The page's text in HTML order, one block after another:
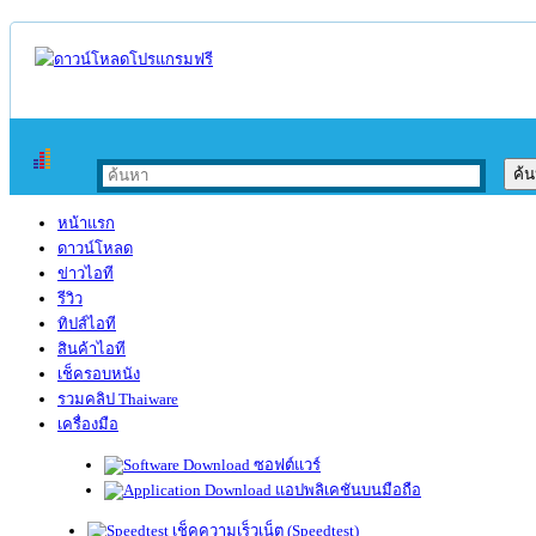
หน้าแรก
ดาวน์โหลด
ข่าวไอที
รีวิว
ทิปส์ไอที
สินค้าไอที
เช็ครอบหนัง
รวมคลิป Thaiware
เครื่องมือ
ซอฟต์แวร์
แอปพลิเคชันบนมือถือ
เช็คความเร็วเน็ต (Speedtest)